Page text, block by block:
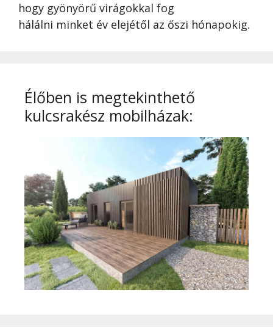
hogy gyönyörű virágokkal fog
hálálni minket év elejétől az őszi hónapokig.
Élőben is megtekinthető
kulcsrakész mobilházak: